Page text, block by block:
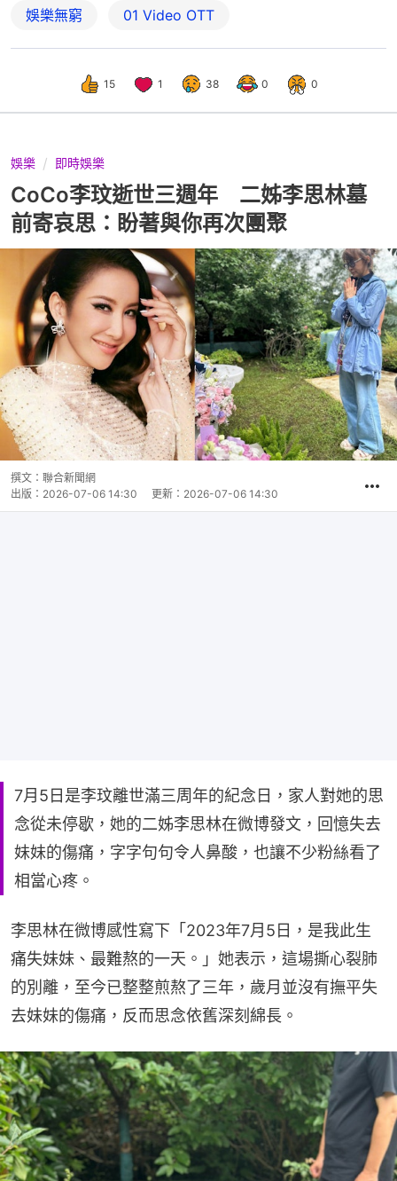
娛樂無窮 01‌ ‌Video‌ ‌OTT
15 1 38 0 0
娛樂 即時娛樂
CoCo李玟逝世三週年 二姊李思林墓
前寄哀思：盼著與你再次團聚
撰文： 聯合新聞網
出版： 2026-07-06 14:30 更新： 2026-07-06 14:30
7月5日是李玟離世滿三周年的紀念日，家人對她的思
念從未停歇，她的二姊李思林在微博發文，回憶失去
妹妹的傷痛，字字句句令人鼻酸，也讓不少粉絲看了
相當心疼。
李思林在微博感性寫下「2023年7月5日，是我此生
痛失妹妹、最難熬的一天。」她表示，這場撕心裂肺
的別離，至今已整整煎熬了三年，歲月並沒有撫平失
去妹妹的傷痛，反而思念依舊深刻綿長。